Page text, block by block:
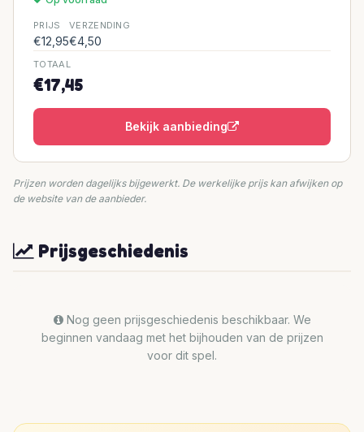
PRIJS
€12,95
VERZENDING
€4,50
TOTAAL
€17,45
Bekijk aanbieding
Prijzen worden dagelijks bijgewerkt. De werkelijke prijs kan afwijken op
de website van de aanbieder.
Prijsgeschiedenis
Nog geen prijsgeschiedenis beschikbaar. We
beginnen vandaag met het bijhouden van de prijzen
voor dit spel.